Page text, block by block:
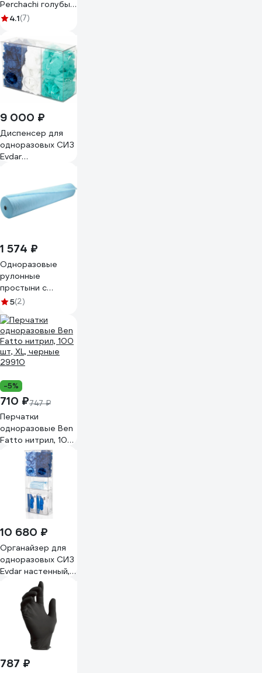
Perchachi голубые,
размер M, 100 шт.
4.1(7)
9 000 ₽
Диспенсер для
одноразовых СИЗ
Evdar
1 574 ₽
Одноразовые
рулонные
простыни с
перфорацией
80x200 см, СМС,
17 г/м2, голубые
600-497 630193
5(2)
-5%
710 ₽747 ₽
Перчатки
одноразовые Ben
Fatto нитрил, 100
шт, XL, черные
10 680 ₽
Органайзер для
одноразовых СИЗ
Evdar настенный, 2
перчаток, 2 вида
СИЗ, медицинские
маски O23020
787 ₽